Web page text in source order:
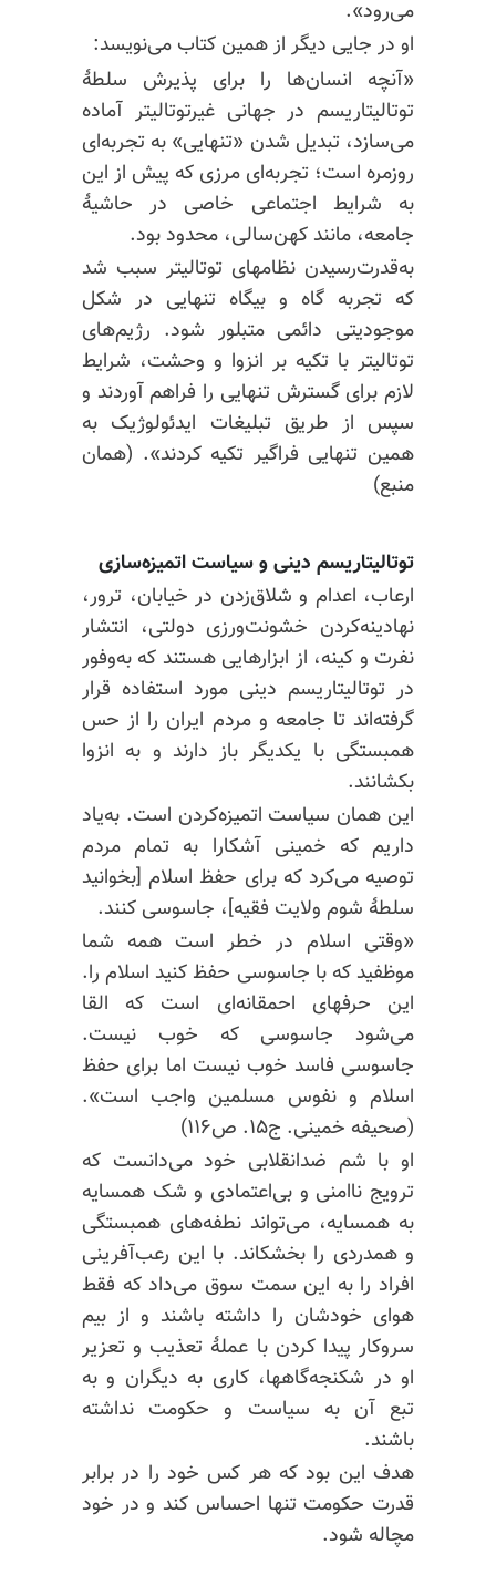
می‌رود».
او در جایی دیگر از همین کتاب می‌نویسد:
«آنچه انسان‌ها را برای پذیرش سلطهٔ
توتالیتاریسم در جهانی غیرتوتالیتر آماده
می‌سازد، تبدیل شدن «تنهایی» به تجربه‌ای
روزمره است؛ تجربه‌ای مرزی که پیش از این
به شرایط اجتماعی خاصی در حاشیهٔ
جامعه، مانند کهن‌سالی، محدود بود.
به‌قدرت‌رسیدن نظامهای توتالیتر سبب شد
که تجربه گاه و بیگاه تنهایی در شکل
موجودیتی دائمی متبلور شود. رژیم‌های
توتالیتر با تکیه بر انزوا و وحشت، شرایط
لازم برای گسترش تنهایی را فراهم آوردند و
سپس از طریق تبلیغات ایدئولوژیک به
همین تنهایی فراگیر تکیه کردند». (همان
منبع)
توتالیتاریسم دینی و سیاست اتمیزه‌سازی
ارعاب، اعدام و شلاق‌زدن در خیابان، ترور،
نهادینه‌کردن خشونت‌ورزی دولتی، انتشار
نفرت و کینه، از ابزارهایی هستند که به‌وفور
در توتالیتاریسم دینی مورد استفاده قرار
گرفته‌اند تا جامعه و مردم ایران را از حس
همبستگی با یکدیگر باز دارند و به انزوا
بکشانند.
این همان سیاست اتمیزه‌کردن است. به‌یاد
داریم که خمینی آشکارا به تمام مردم
توصیه می‌کرد که برای حفظ اسلام [بخوانید
سلطهٔ شوم ولایت فقیه]، جاسوسی کنند.
«وقتی اسلام در خطر است همه شما
موظفید که با جاسوسی حفظ کنید اسلام را.
این حرفهای احمقانه‌ای است که القا
می‌شود جاسوسی که خوب نیست.
جاسوسی فاسد خوب نیست اما برای حفظ
اسلام و نفوس مسلمین واجب است».
(صحیفه خمینی. ج۱۵. ص۱۱۶)
او با شم ضدانقلابی خود می‌دانست که
ترویج ناامنی و بی‌اعتمادی و شک همسایه
به همسایه، می‌تواند نطفه‌های همبستگی
و همدردی را بخشکاند. با این رعب‌آفرینی
افراد را به این سمت سوق می‌داد که فقط
هوای خودشان را داشته باشند و از بیم
سرو‌کار پیدا کردن با عملهٔ تعذیب و تعزیر
او در شکنجه‌گاهها، کاری به دیگران و به
تبع آن به سیاست و حکومت نداشته
باشند.
هدف این بود که هر کس خود را در برابر
قدرت حکومت تنها احساس کند و در خود
مچاله شود.